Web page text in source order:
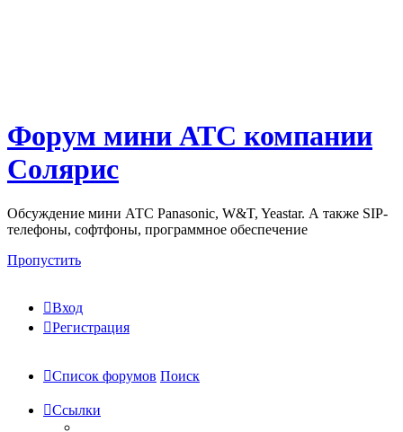
Форум мини АТС компании
Солярис
Обсуждение мини АТС Panasonic, W&T, Yeastar. А также SIP-
телефоны, софтфоны, программное обеспечение
Пропустить
Вход
Регистрация
Список форумов Поиск
Ссылки